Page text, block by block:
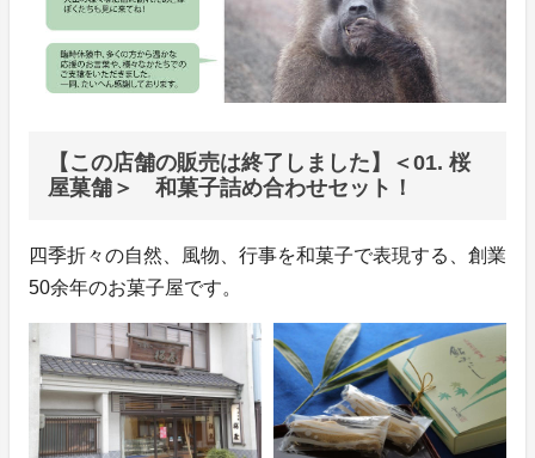
【この店舗の販売は終了しました】＜01. 桜
屋菓舗＞ 和菓子詰め合わせセット！
四季折々の自然、風物、行事を和菓子で表現する、創業
50余年のお菓子屋です。